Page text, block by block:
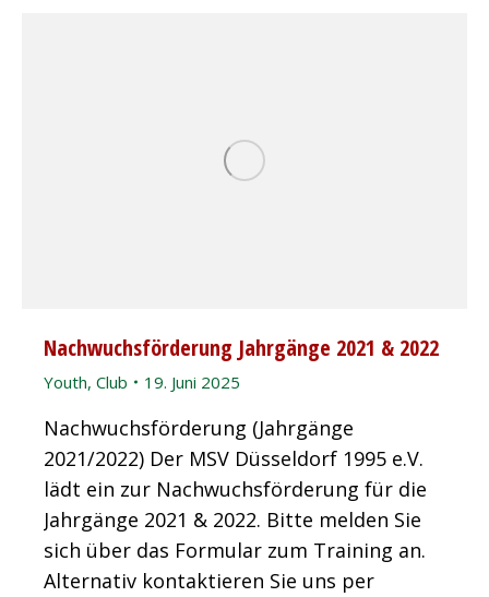
Nachwuchsförderung Jahrgänge 2021 & 2022
Youth, Club 19. Juni 2025
Nachwuchsförderung (Jahrgänge
2021/2022) Der MSV Düsseldorf 1995 e.V.
lädt ein zur Nachwuchsförderung für die
Jahrgänge 2021 & 2022. Bitte melden Sie
sich über das Formular zum Training an.
Alternativ kontaktieren Sie uns per